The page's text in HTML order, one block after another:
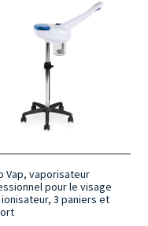
Vap, vaporisateur
pour le visage
3 paniers et